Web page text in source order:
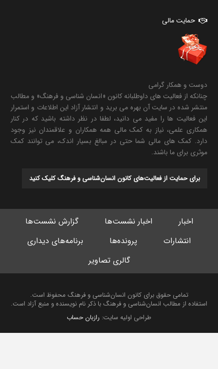
حمایت مالی
دوست و همکار گرامی
چنانکه از فعالیت های داوطلبانه کانون «انسان شناسی و فرهنگ» و مطالب
منتشر شده در سایت آن بهره می برید و انتشار آزاد این اطلاعات و استمرار
این فعالیت ها را مفید می دانید، لطفا در نظر داشته باشید که در کنار
همکاری علمی، نیاز به کمک مالی همه همکاران و علاقمندان نیز وجود
دارد. کمک های مالی شما حتی در مبالغ بسیار اندک، می توانند کمک
موثری برای ما باشند.
برای حمایت از فعالیت‌های کانون انسان‌شناسی و فرهنگ کلیک کنید
اخبار اخبار نشست‌ها
گزارش نشست‌ها
انتشارات
پرونده‌ها
برنامه‌های دیداری
گالری تصاویر
تمامی حقوق برای کانون انسان‌شناسی و فرهنگ محفوظ است.
استفاده از مطالب انسان‌شناسی و فرهنگ با ذکر نام نویسنده و منبع آزاد است.
طراحی اولیه سایت:رازبان حساب